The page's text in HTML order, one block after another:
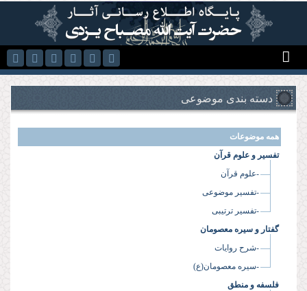
رفتن به محتوای اصلی
دسته بندی موضوعی
همه موضوعات
تفسیر و علوم قرآن
-علوم قرآن
-تفسیر موضوعی
-تفسیر ترتیبی
گفتار و سیره معصومان
-شرح روایات
-سیره معصومان(ع)
فلسفه و منطق